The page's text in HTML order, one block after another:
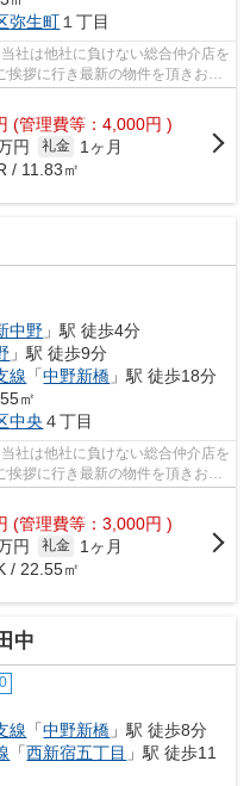
弥生町１丁目
社は他社に負けない総合仲介店を
挨拶に行き最新の物件を頂きお客
(管理費等：4,000円 )
円 礼金
1ヶ月
/ 11.83㎡
中野 」駅 徒歩4分
」駅 徒歩9分
線 「中野新橋 」駅 徒歩18分
㎡
中央 ４丁目
社は他社に負けない総合仲介店を
挨拶に行き最新の物件を頂きお客
(管理費等：3,000円 )
円 礼金
1ヶ月
/ 22.55㎡
中
線 「中野新橋 」駅 徒歩8分
「西新宿五丁目 」駅 徒歩11